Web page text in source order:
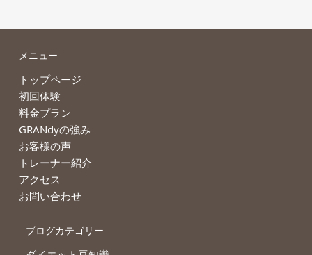
メニュー
トップページ
初回体験
料金プラン
GRANdyの強み
お客様の声
トレーナー紹介
アクセス
お問い合わせ
ブログカテゴリー